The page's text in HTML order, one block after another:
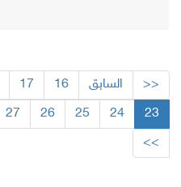
<< السابق 16
17
23
24
25
26
27
>>